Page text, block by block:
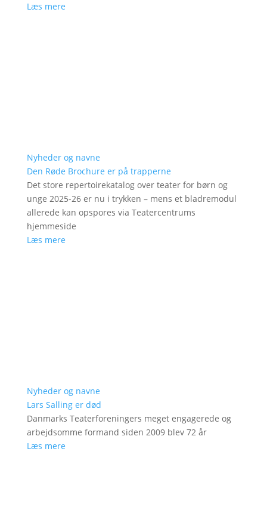
Læs mere
Nyheder og navne
Den Røde Brochure er på trapperne
Det store repertoirekatalog over teater for børn og
unge 2025-26 er nu i trykken – mens et bladremodul
allerede kan opspores via Teatercentrums
hjemmeside
Læs mere
Nyheder og navne
Lars Salling er død
Danmarks Teaterforeningers meget engagerede og
arbejdsomme formand siden 2009 blev 72 år
Læs mere